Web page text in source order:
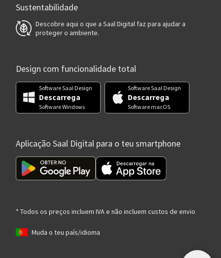
Sustentabilidade
Descobre aqui o que a Saal Digital faz para ajudar a
proteger o ambiente.
Design com funcionalidade total
Software Saal Design
Descarrega
Software Windows
Software Saal Design
Descarrega
Software macOS
Aplicação Saal Digital para o teu smartphone
* Todos os preços incluem IVA e não incluem custos de envio
Muda o teu país/idioma